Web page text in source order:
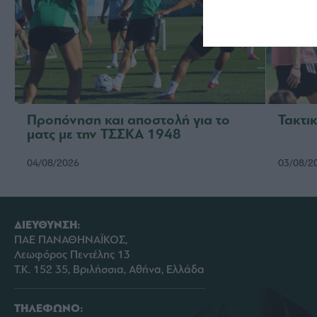
Προπόνηση και αποστολή για το
ματς με την ΤΣΣΚΑ 1948
04/08/2026 03/08/
ΔΙΕΥΘΥΝΣΗ:
ΠΑΕ ΠΑΝΑΘΗΝΑΪΚΟΣ,
Λεωφόρος Πεντέλης 13
Τ.Κ. 152 35, Βριλήσσια, Αθήνα, Ελλάδα
ΤΗΛΕΦΩΝΟ: